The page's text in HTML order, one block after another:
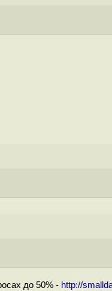
до 50% - http://